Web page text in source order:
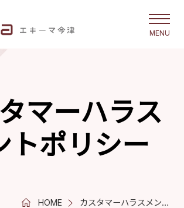
マーハラス
トポリシー
HOME
カスタマーハラスメント